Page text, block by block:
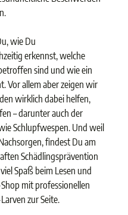
wie Du
erkennst, welche
sind und wie ein
Vor allem aber zeigen wir
wirklich dabei helfen,
– darunter auch der
Schlupfwespen. Und weil
findest Du am
Schädlingsprävention
Spaß beim Lesen und
mit professionellen
zur Seite.